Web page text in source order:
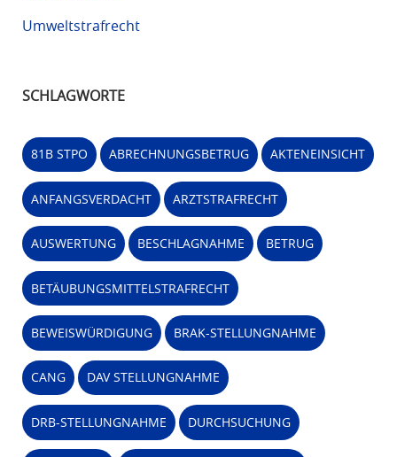
Umweltstrafrecht
SCHLAGWORTE
81B STPO ABRECHNUNGSBETRUG AKTENEINSICHT
ANFANGSVERDACHT ARZTSTRAFRECHT
AUSWERTUNG BESCHLAGNAHME BETRUG
BETÄUBUNGSMITTELSTRAFRECHT
BEWEISWÜRDIGUNG BRAK-STELLUNGNAHME
CANG DAV STELLUNGNAHME
DRB-STELLUNGNAHME DURCHSUCHUNG